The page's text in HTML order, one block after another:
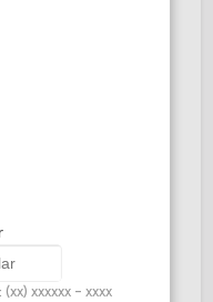
para
a reposição do seu
roubo. Saiba mais
(xx) xxxxxx - xxxx